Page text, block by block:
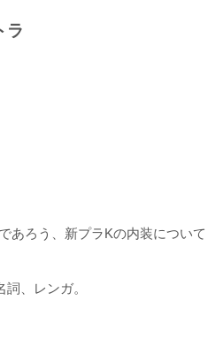
ラ
あろう、新プラKの内装について
、レンガ。